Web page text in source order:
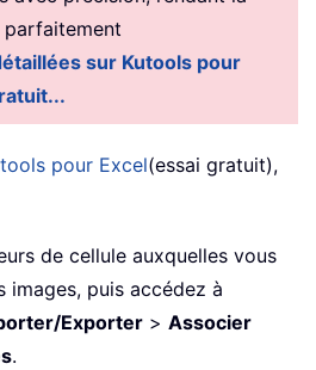
parfaitement
sur Kutools pour
pour Excel(essai gratuit),
de cellule auxquelles vous
images, puis accédez à
Exporter > Associer
.